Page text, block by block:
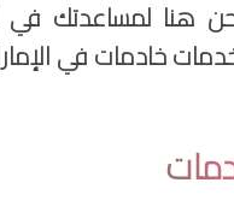
هنا لمساعدتك
خادمات في